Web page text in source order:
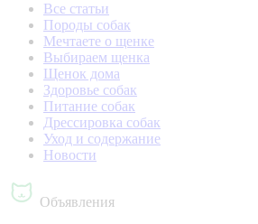
Все статьи
Породы собак
Мечтаете о щенке
Выбираем щенка
Щенок дома
Здоровье собак
Питание собак
Дрессировка собак
Уход и содержание
Новости
Объявления